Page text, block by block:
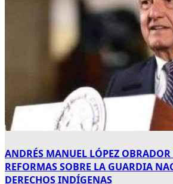
ANDRÉS MANUEL LÓPEZ
REFORMAS SOBRE LA GUARDIA
DERECHOS INDÍGENAS